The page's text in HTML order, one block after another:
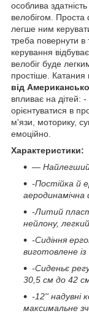
особлива
велобігом. Проста
легше ним
треба повернути в
керування
велобіг буде
простіше. Катания
від
впливає на дітей: -
орієнтуватися в
м'язи, моторику,
емоційно.
Характеристики:
— Найлегший
-Постійка й
-Литий
нейлону,
-Сидіння
виготовлене із
-Сиденьє
30,5 см до 42
-12'' надувні
максимальне